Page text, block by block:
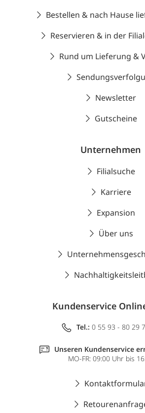
Bestellen & nach Hause
Reservieren & in der
Rund um Lieferung &
Newsletter
Gutscheine
Unternehmen
Filialsuche
Karriere
Expansion
Über uns
Kundenservice
Tel.: 0 55 93 - 80 29
Unseren Kundenservice
MO-FR: 09:00 Uhr bis